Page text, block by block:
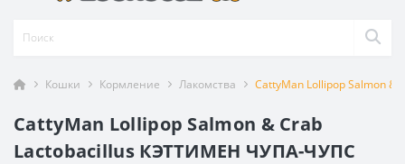
Кошки Кормление Лакомства CattyMan Lollipop Salmon
CattyMan Lollipop Salmon & Crab
Lactobacillus КЭТТИМЕН ЧУПА-ЧУПС